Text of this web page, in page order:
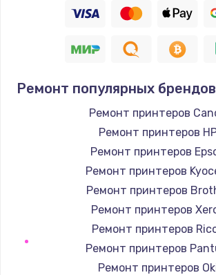
Ремонт популярных
Ремонт принтеров
Ремонт принтеров
Ремонт принтеров
Ремонт принтеров
Ремонт принтеров
Ремонт принтеров
Ремонт принтеров
Ремонт принтеров
Ремонт принтеров